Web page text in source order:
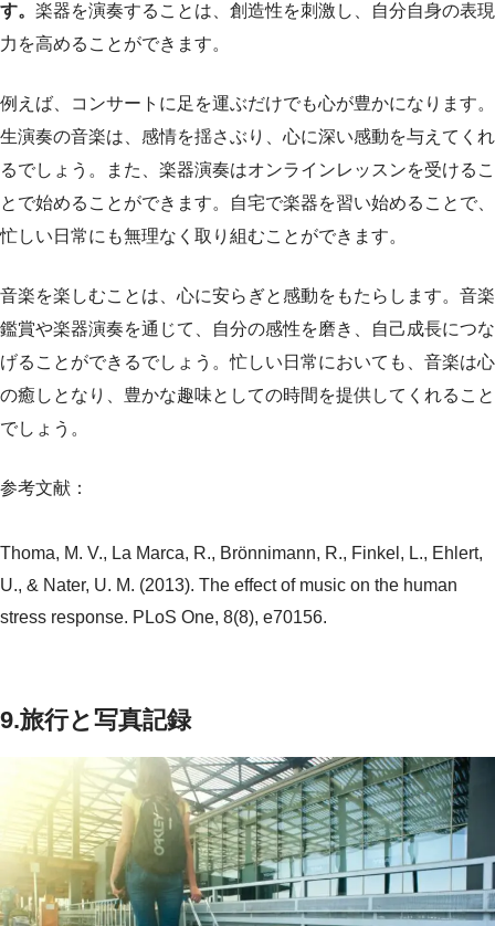
す。 楽器を演奏することは、創造性を刺激し、自分自身の表現
力を高めることができます。
例えば、コンサートに足を運ぶだけでも心が豊かになります。
生演奏の音楽は、感情を揺さぶり、心に深い感動を与えてくれ
るでしょう。また、楽器演奏はオンラインレッスンを受けるこ
とで始めることができます。自宅で楽器を習い始めることで、
忙しい日常にも無理なく取り組むことができます。
音楽を楽しむことは、心に安らぎと感動をもたらします。音楽
鑑賞や楽器演奏を通じて、自分の感性を磨き、自己成長につな
げることができるでしょう。忙しい日常においても、音楽は心
の癒しとなり、豊かな趣味としての時間を提供してくれること
でしょう。
参考文献：
Thoma, M. V., La Marca, R., Brönnimann, R., Finkel, L., Ehlert,
U., & Nater, U. M. (2013). The effect of music on the human
stress response. PLoS One, 8(8), e70156.
9.旅行と写真記録